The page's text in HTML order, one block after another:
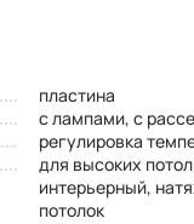
пластина
с лампами, с
регулировка
для высоких
интерьерный,
потолок